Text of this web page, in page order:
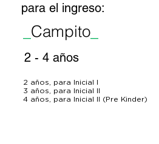
para el ingreso:
2 años, para Inicial I
3 años, para Inicial II
4 años, para Inicial II (Pre Kinder)
2 - 4 años
Campito_